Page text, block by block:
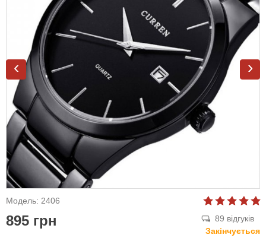
‹ ›
Модель: 2406
895 грн
89 відгуків
Закінчується